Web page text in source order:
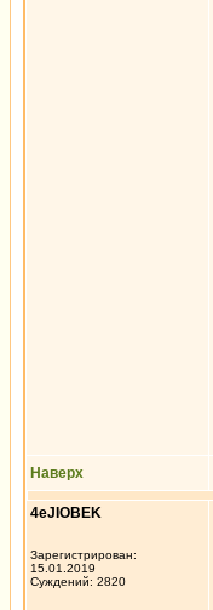
Наверх
4eJIOBEK
Зарегистрирован:
15.01.2019
Суждений: 2820